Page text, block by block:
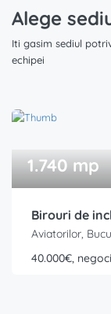
Alege
Iti gasim sediul
echipei
1.740 mp
Birouri de
Aviatorilor,
40.000€,